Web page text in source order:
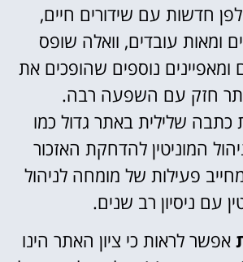
חדשות עם שידורים חיים,
ומאות עובדים, וואלה שופס
ומאפיינים נוספים שהופכים את
חזק עם השפעה רבה.
שלילית באתר גדול כמו
המוניטין להדחקת האזכור
פעילות של מומחה לניהול
עם ניסיון רב שנים.
אפשר לראות כי ציון האתר הינו